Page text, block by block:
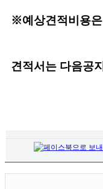
※예상견적비용
견적서는 다음공